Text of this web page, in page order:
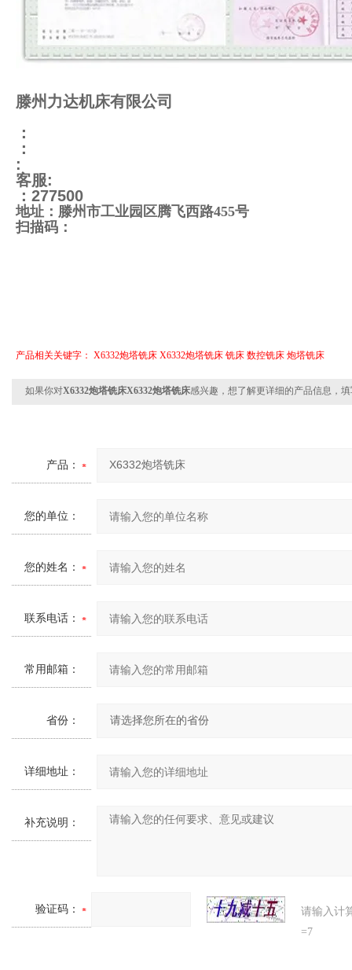
滕州力达机床有限公司
：
：
:
客服:
： 277500
地址：滕州市工业园区腾飞西路455号
扫描码：
产品相关关键字： X6332炮塔铣床 X6332炮塔铣床 铣床 数控铣床 炮塔铣床
如果你对X6332炮塔铣床X6332炮塔铣床感兴趣，想了解更详细的产品信息，
产品：
您的单位：
您的姓名：
联系电话：
常用邮箱：
省份：
详细地址：
补充说明：
验证码：
请输入计
=7